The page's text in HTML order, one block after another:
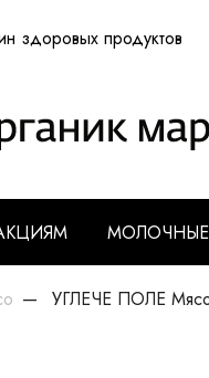
здоровых продуктов
УГЛЕЧЕ ПОЛЕ Мясо